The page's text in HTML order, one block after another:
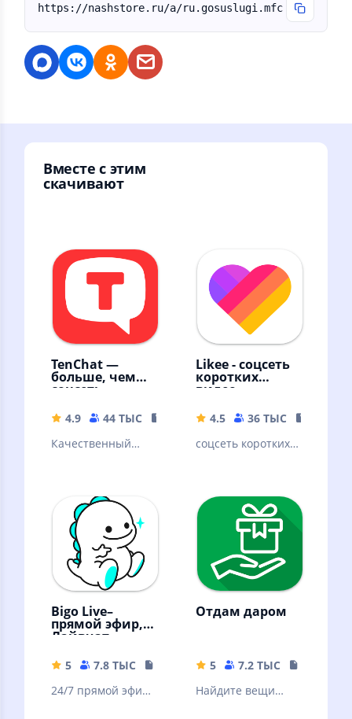
https://nashstore.ru/a/ru.gosuslugi.mfc
Вместе с этим
скачивают
TenChat —
больше, чем
соцсеть
4.9 44 ТЫС
118.39 MB
Качественный
знакомства с
профи
Likee - соцсеть
коротких
видео
4.5 36 ТЫС
соцсеть коротких
Bigo Live–
прямой эфир,
Лайвчат
5 7.8 ТЫС
85.96 MB
24/7 прямой эфир,
Отдам даром
5 7.2 ТЫС
Найдите вещи